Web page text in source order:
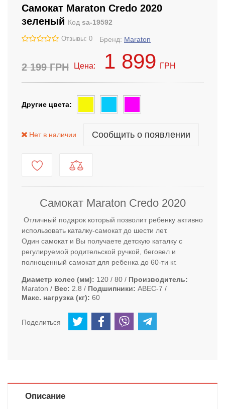
Самокат Maraton Credo 2020
зеленый Код sa-19592
Отзывы: 0 Бренд: Maraton
2 199ГРН Цена: 1 899 ГРН
Другие цвета:
Нет в наличии Сообщить о появлении
Самокат Maraton Credo 2020
Отличный подарок который позволит ребенку активно
использовать каталку-самокат до шести лет.
Один самокат и Вы получаете детскую каталку с
регулируемой родительской ручкой, беговел и
полноценный самокат для ребенка до 60-ти кг.
Диаметр колес (мм) 120 / 80
Производитель
Maraton
Вес 2.8 Подшипники
ABEC-7
Макс. нагрузка (кг)
60
Поделиться
Описание